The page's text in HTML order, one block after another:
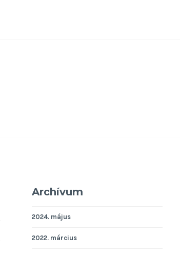
Archívum
2024. május
2022. március